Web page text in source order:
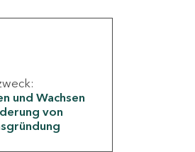
und Wachsen
von